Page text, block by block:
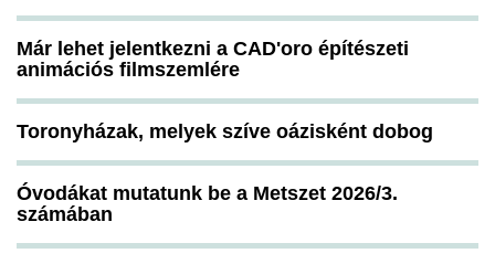
Már lehet jelentkezni a CAD'oro építészeti
animációs filmszemlére
Toronyházak, melyek szíve oázisként dobog
Óvodákat mutatunk be a Metszet 2026/3.
számában